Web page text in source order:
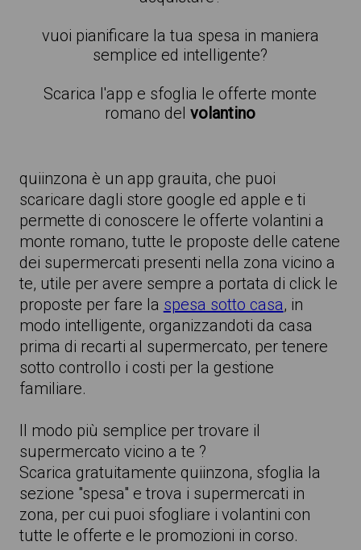
vuoi pianificare la tua spesa in maniera
semplice ed intelligente?
Scarica l'app e sfoglia le offerte monte
romano delvolantino
quiinzona è un app grauita, che puoi
scaricare dagli store google ed apple e ti
permette di conoscere le offerte volantini a
monte romano, tutte le proposte delle catene
dei supermercati presenti nella zona vicino a
te, utile per avere sempre a portata di click le
proposte per fare la spesa sotto casa, in
modo intelligente, organizzandoti da casa
prima di recarti al supermercato, per tenere
sotto controllo i costi per la gestione
familiare.
Il modo più semplice per trovare il
supermercato vicino a te ?
Scarica gratuitamente quiinzona, sfoglia la
sezione "spesa" e trova i supermercati in
zona, per cui puoi sfogliare i volantini con
tutte le offerte e le promozioni in corso.